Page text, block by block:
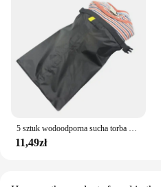
11,49zł